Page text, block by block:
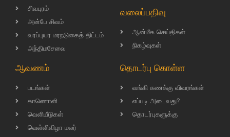
சிவபுரம்
அன்பே சிவம்
வரப்புயர மரநடுகைத் திட்டம்
அந்திமசேவை
வலைப்பதிவு
ஆன்மீக செய்திகள்
நிகழ்வுகள்
ஆவணம்
படங்கள்
காணொளி
வெளியீடுகள்
வெள்ளிவிழா மலர்
தொடர்பு கொள்ள
வங்கி கணக்கு விவரங்கள்
எப்படி அடைவது?
தொடர்புகளுக்கு